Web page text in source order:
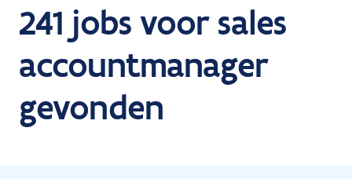
241 jobs voor sales
accountmanager
gevonden